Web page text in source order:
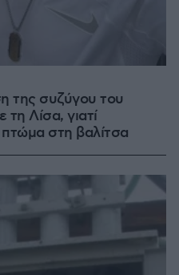
της συζύγου του
Λίσα, γιατί
στη βαλίτσα